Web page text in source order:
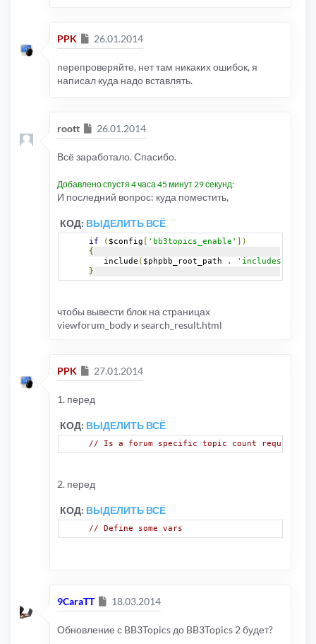
PPK Сообщение
26.01.2014
перепроверяйте, нет там никаких ошибок, я
написал куда надо вставлять.
roott Сообщение
26.01.2014
Всё заработало. Спасибо.
Добавлено спустя 4 часа 45 минут 29 секунд:
И последний вопрос: куда поместить,
КОД: ВЫДЕЛИТЬ ВСЁ
if ( $config 'bb3topics_enable'
])
{
   include
( $phpbb_root_path .
'includes/
}
чтобы вывести блок на страницах
viewforum_body и search_result.html
PPK Сообщение
27.01.2014
1. перед
КОД: ВЫДЕЛИТЬ ВСЁ
// Is a forum specific topic count required?
2. перед
КОД: ВЫДЕЛИТЬ ВСЁ
// Define some vars
9CaraTT Сообщение
18.03.2014
Обновление с BB3Topics до BB3Topics 2 будет?